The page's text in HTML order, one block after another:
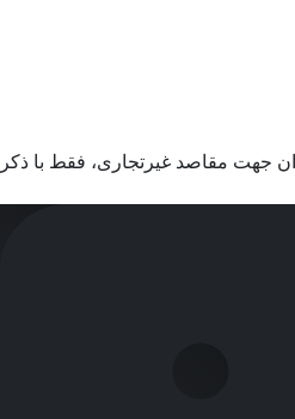
جهت مقاصد غیرتجاری، فقط با ذکر